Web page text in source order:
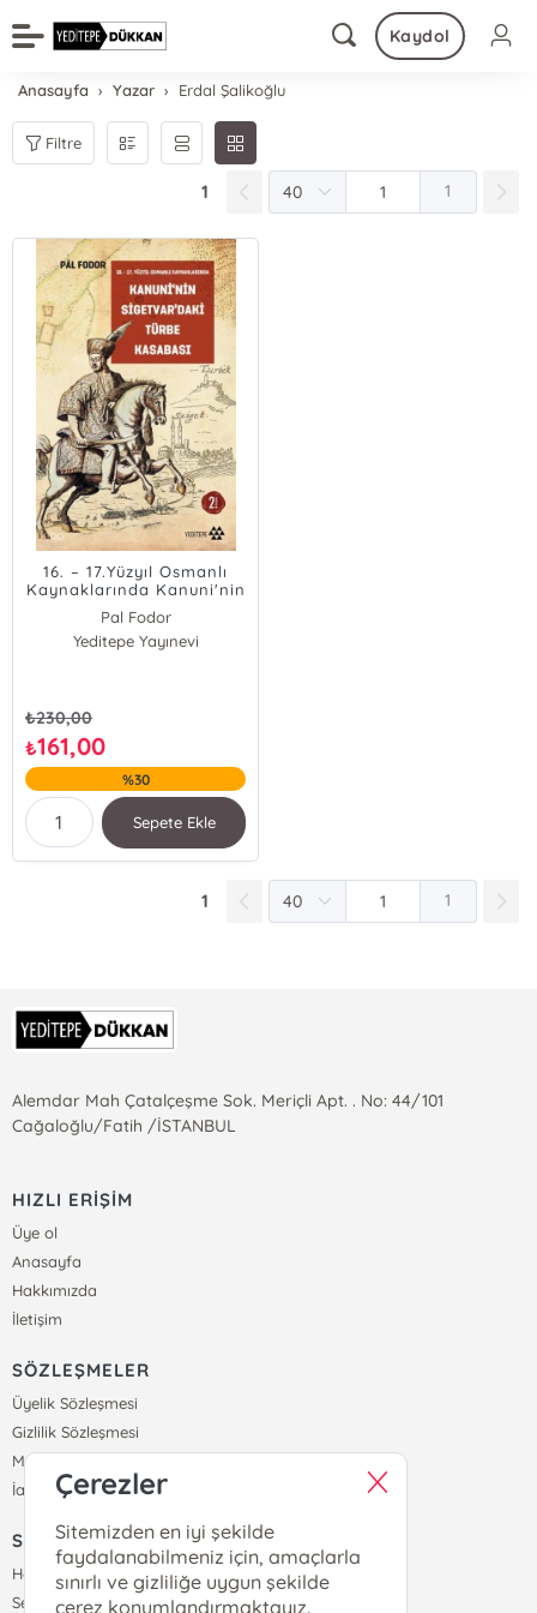
Kaydol
Anasayfa Yazar Erdal Şalikoğlu
Filtre
1 1
16. – 17.Yüzyıl Osmanlı
Kaynaklarında Kanuni'nin
Sigetvar'daki Türbe
Kasabası
Pal Fodor
Yeditepe Yayınevi
₺230,00
₺161,00
%30
Sepete Ekle
1 1
Alemdar Mah Çatalçeşme Sok. Meriçli Apt. . No: 44/101
Cağaloğlu/Fatih /İSTANBUL
HIZLI ERİŞİM
Üye ol
Anasayfa
Hakkımızda
İletişim
SÖZLEŞMELER
Üyelik Sözleşmesi
Gizlilik Sözleşmesi
Mesafeli Satış Sözleşmesi
İade ve Teslimat Koşulları
SİPARİŞ
Hesabım
Sepetim
Çerezler
Sitemizden en iyi şekilde
faydalanabilmeniz için, amaçlarla
sınırlı ve gizliliğe uygun şekilde
çerez konumlandırmaktayız.